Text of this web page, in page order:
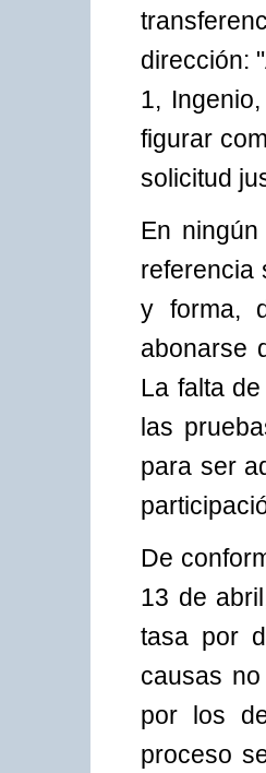
dirección:
1,
figurar
solicitud
En
referencia
y forma,
abonarse
La falta
las
para ser
De
13 de
tasa por
causas
por los
proceso